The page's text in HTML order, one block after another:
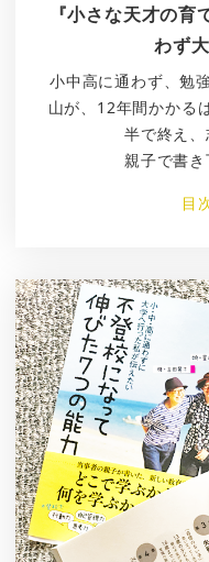
『小さな天才の
わず
小中高に通わず、勉
山が、12年間かかる
半で終え、
親子で書き
目